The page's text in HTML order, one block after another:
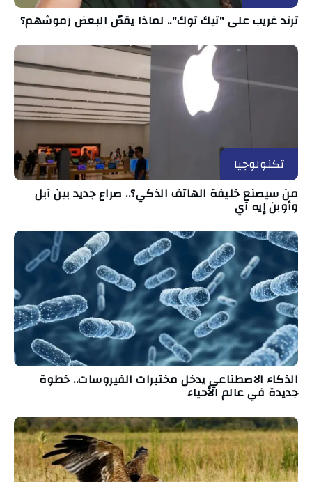
ترند غريب على "تيك توك".. لماذا يقصّ البعض رموشهم؟
تكنولوجيا
من سيصنع خليفة الهاتف الذكي؟.. صراع جديد بين آبل
وأوبن إيه آي
الذكاء الاصطناعي يدخل مختبرات الفيروسات.. خطوة
جديدة في عالم الأحياء